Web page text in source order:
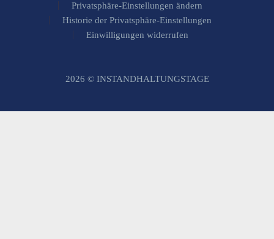
Privatsphäre-Einstellungen ändern
Historie der Privatsphäre-Einstellungen
Einwilligungen widerrufen
2026 © INSTANDHALTUNGSTAGE